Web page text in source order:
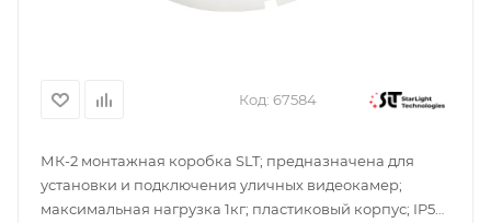
Код: 67584
МК-2 монтажная коробка SLT; предназначена для
установки и подключения уличных видеокамер;
максимальная нагрузка 1кг; пластиковый корпус; IP55;